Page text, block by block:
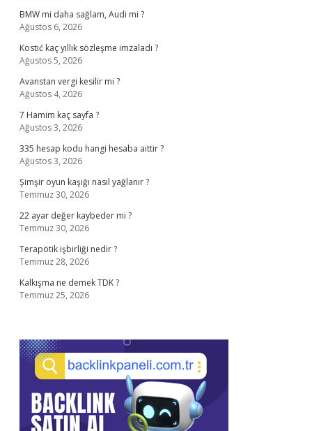
BMW mi daha sağlam, Audi mi ?
Ağustos 6, 2026
Kostić kaç yıllık sözleşme imzaladı ?
Ağustos 5, 2026
Avanstan vergi kesilir mi ?
Ağustos 4, 2026
7 Hamim kaç sayfa ?
Ağustos 3, 2026
335 hesap kodu hangi hesaba aittir ?
Ağustos 3, 2026
Şimşir oyun kaşığı nasıl yağlanır ?
Temmuz 30, 2026
22 ayar değer kaybeder mi ?
Temmuz 30, 2026
Terapötik işbirliği nedir ?
Temmuz 28, 2026
Kalkışma ne demek TDK ?
Temmuz 25, 2026